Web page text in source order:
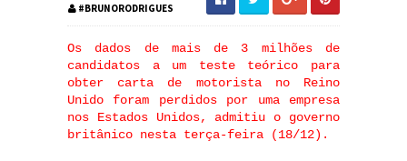
#BRUNORODRIGUES
Os dados de mais de 3 milhões de
candidatos a um teste teórico para
obter carta de motorista no Reino
Unido foram perdidos por uma empresa
nos Estados Unidos, admitiu o governo
britânico nesta terça-feira (18/12).